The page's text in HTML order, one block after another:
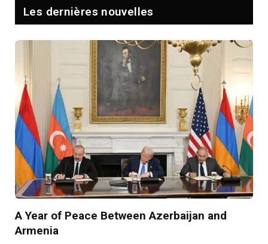
Les dernières nouvelles
A Year of Peace Between Azerbaijan and
Armenia